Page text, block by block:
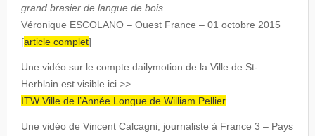
grand brasier de langue de bois.
Véronique ESCOLANO – Ouest France – 01 octobre 2015
[article complet]
Une vidéo sur le compte dailymotion de la Ville de St-
Herblain est visible ici >>
ITW Ville de l’Année Longue de William Pellier
Une vidéo de Vincent Calcagni, journaliste à France 3 – Pays